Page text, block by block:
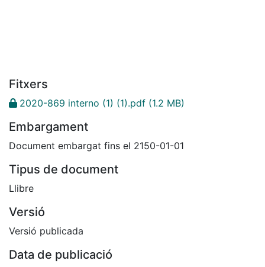
Fitxers
2020-869 interno (1) (1).pdf (1.2 MB)
Embargament
Document embargat fins el 2150-01-01
Tipus de document
Llibre
Versió
Versió publicada
Data de publicació